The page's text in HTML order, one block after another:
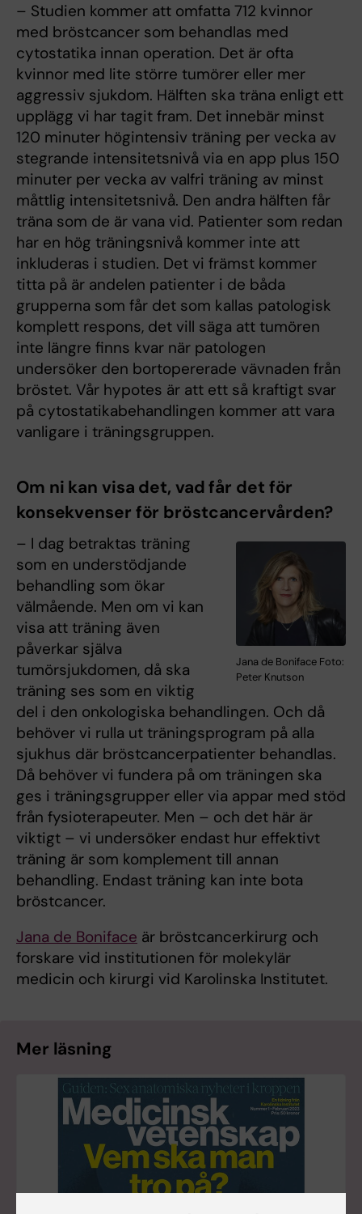
– Studien kommer att omfatta 712 kvinnor
med bröstcancer som behandlas med
cytostatika innan operation. Det är ofta
kvinnor med lite större tumörer eller mer
aggressiv sjukdom. Hälften ska träna enligt ett
upplägg vi har tagit fram. Det innebär minst
120 minuter högintensiv träning per vecka av
stegrande intensitetsnivå via en app plus 150
minuter per vecka av valfri träning av minst
måttlig intensitetsnivå. Den andra hälften får
träna som de är vana vid. Patienter som redan
har en hög träningsnivå kommer inte att
inkluderas i studien. Det vi främst kommer
titta på är andelen patienter i de båda
grupperna som får det som kallas patologisk
komplett respons, det vill säga att tumören
inte längre finns kvar när patologen
undersöker den bortopererade vävnaden från
bröstet. Vår hypotes är att ett så kraftigt svar
på cytostatikabehandlingen kommer att vara
vanligare i träningsgruppen.
Om ni kan visa det, vad får det för
konsekvenser för bröstcancervården?
Jana de Boniface Foto:
Peter Knutson
– I dag betraktas träning
som en understödjande
behandling som ökar
välmående. Men om vi kan
visa att träning även
påverkar själva
tumörsjukdomen, då ska
träning ses som en viktig
del i den onkologiska behandlingen. Och då
behöver vi rulla ut träningsprogram på alla
sjukhus där bröstcancerpatienter behandlas.
Då behöver vi fundera på om träningen ska
ges i träningsgrupper eller via appar med stöd
från fysioterapeuter. Men – och det här är
viktigt – vi undersöker endast hur effektivt
träning är som komplement till annan
behandling. Endast träning kan inte bota
bröstcancer.
Jana de Boniface är bröstcancerkirurg och
forskare vid institutionen för molekylär
medicin och kirurgi vid Karolinska Institutet.
Mer läsning